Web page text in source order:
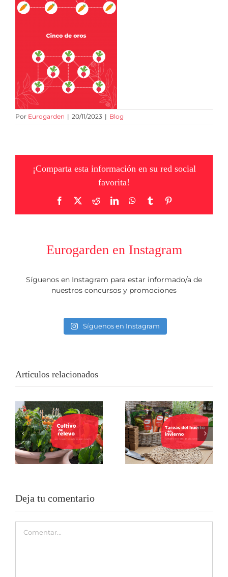
Por Eurogarden | 20/11/2023 | Blog
¡Comparta esta información en su red social
favorita!
Facebook RedditLinkedInWhatsApp
Tumblr
Eurogarden en Instagram
Síguenos en Instagram para estar informado/a de
nuestros concursos y promociones
Síguenos en Instagram
Artículos relacionados
Cultivo de relevo:
la técnica para
que tu huerto
urbano nunca se
Tu huerto no
cierra por
vacaciones: 5
tareas del huerto
Deja tu comentario